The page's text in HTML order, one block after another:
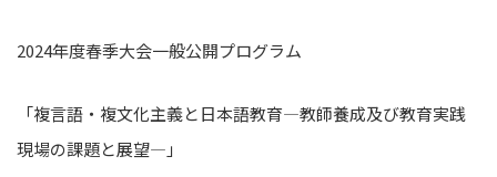
2024年度春季大会一般公開プログラム
「複言語・複文化主義と日本語教育―教師養成及び教育実践
現場の課題と展望―」